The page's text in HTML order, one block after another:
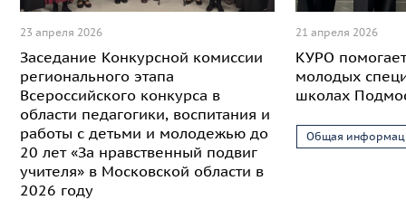
23 апреля 2026
Заседание Конкурсной комиссии
регионального этапа
Всероссийского конкурса в
области педагогики, воспитания и
работы с детьми и молодежью до
20 лет «За нравственный подвиг
учителя» в Московской области в
2026 году
21 апреля 2026
КУРО
молодых
школах
Общая